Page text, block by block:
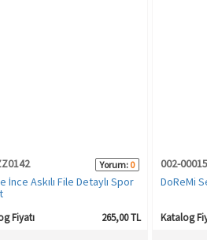
Yorum: 0
İnce Askılı File Detaylı Spor
Fiyatı 265,00 TL
002-
DoReMi
Katalog